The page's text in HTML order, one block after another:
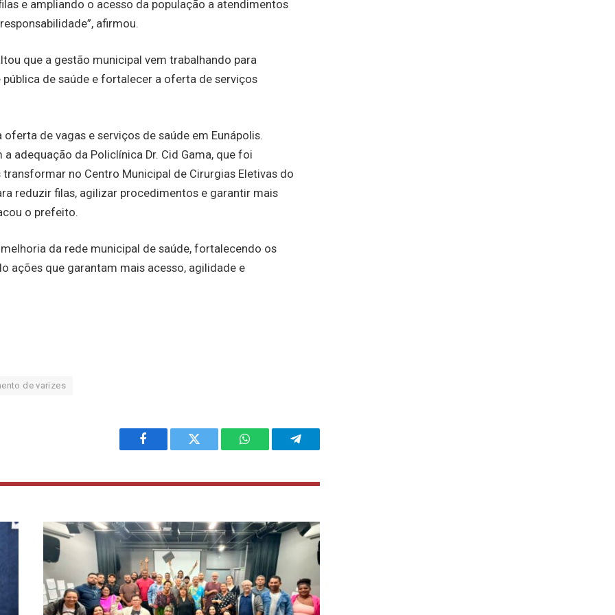
e ampliando o acesso da população a atendimentos
afirmou.
que a gestão municipal vem trabalhando para
de saúde e fortalecer a oferta de serviços
de vagas e serviços de saúde em Eunápolis.
adequação da Policlínica Dr. Cid Gama, que foi
no Centro Municipal de Cirurgias Eletivas do
reduzir filas, agilizar procedimentos e garantir mais
o prefeito.
da rede municipal de saúde, fortalecendo os
ações que garantam mais acesso, agilidade e
de varizes
Facebook Twitter WhatsAppTelegram